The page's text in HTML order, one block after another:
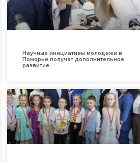
Научные инициативы молодежи в
Поморье получат дополнительное
развитие